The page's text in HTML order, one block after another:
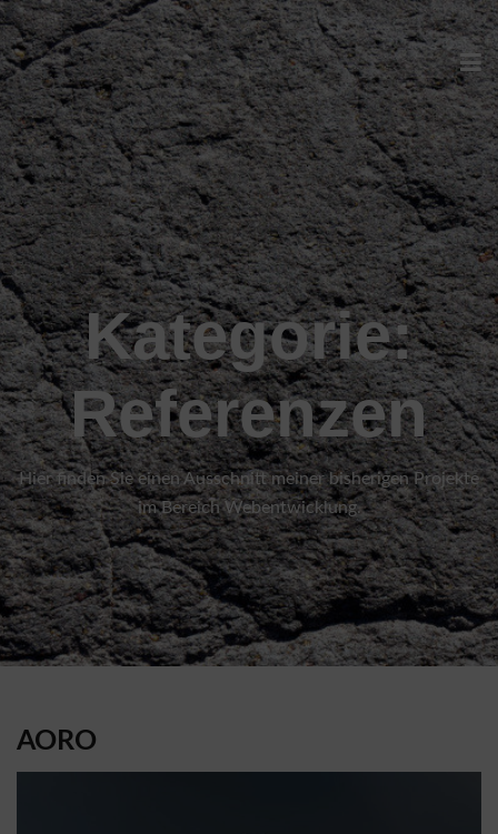
Kategorie:
Referenzen
Hier finden Sie einen Ausschnitt meiner bisherigen Projekte
im Bereich Webentwicklung.
AORO